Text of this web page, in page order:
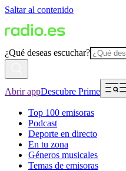
Saltar al contenido
¿Qué deseas escuchar?
Abrir appDescubre Prime
Top 100 emisoras
Podcast
Deporte en directo
En tu zona
Géneros musicales
Temas de emisoras